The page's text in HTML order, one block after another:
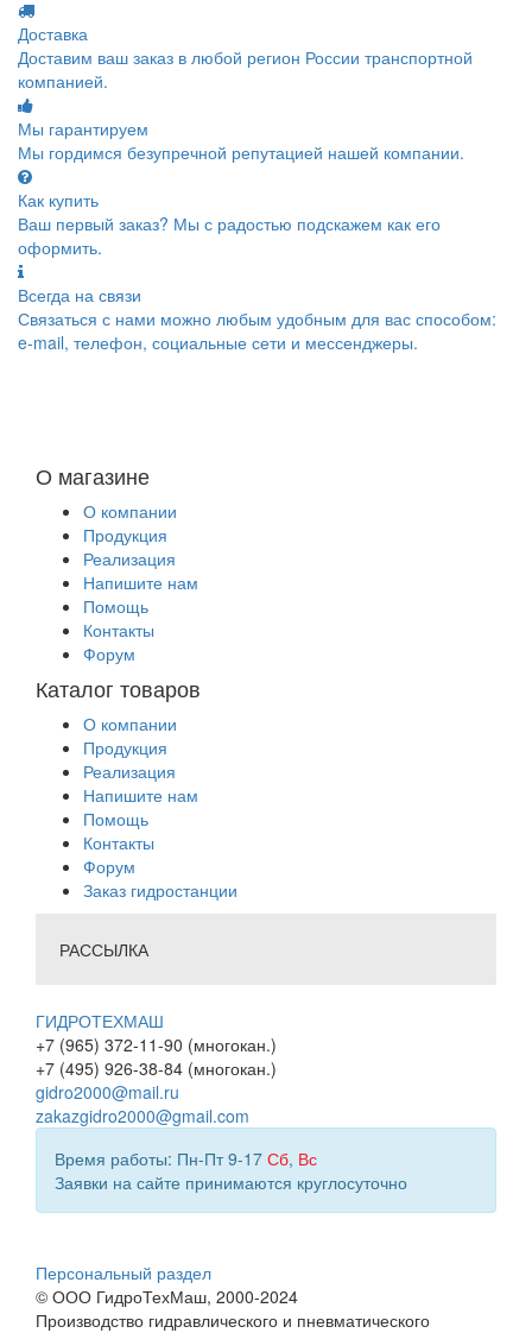
Доставка
Доставим ваш заказ в любой регион России транспортной
компанией.
Мы гарантируем
Мы гордимся безупречной репутацией нашей компании.
Как купить
Ваш первый заказ? Мы с радостью подскажем как его
оформить.
Всегда на связи
Связаться с нами можно любым удобным для вас способом:
e-mail, телефон, социальные сети и мессенджеры.
О магазине
О компании
Продукция
Реализация
Напишите нам
Помощь
Контакты
Форум
Каталог товаров
О компании
Продукция
Реализация
Напишите нам
Помощь
Контакты
Форум
Заказ гидростанции
РАССЫЛКА
ГИДРОТЕХМАШ
+7 (965) 372-11-90 (многокан.)
+7 (495) 926-38-84 (многокан.)
gidro2000@mail.ru
zakazgidro2000@gmail.com
Время работы: Пн-Пт 9-17 Сб, Вс
Заявки на сайте принимаются круглосуточно
Персональный раздел
© ООО ГидроТехМаш, 2000-2024
Производство гидравлического и пневматического